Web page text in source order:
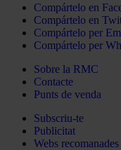
Compártelo en
Compártelo en
Compártelo per
Compártelo per
Sobre la RMC
Contacte
Punts de venda
Subscriu-te
Publicitat
Webs recomanades